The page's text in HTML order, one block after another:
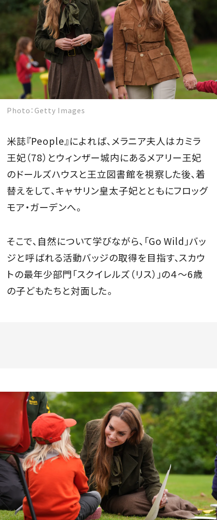
MAGAZINE
SPUR 2026 JULY
2026年9月号
2026-07-23発売
最新号を試し読み
Photo：Getty Images
米誌『People』によれば、メラニア夫人はカミラ
王妃（78）とウィンザー城内にあるメアリー王妃
のドールズハウスと王立図書館を視察した後、着
替えをして、キャサリン皇太子妃とともにフロッグ
モア・ガーデンへ。
そこで、自然について学びながら、「Go Wild」バッ
ジと呼ばれる活動バッジの取得を目指す、スカウ
トの最年少部門「スクイレルズ（リス）」の４〜6歳
の子どもたちと対面した。